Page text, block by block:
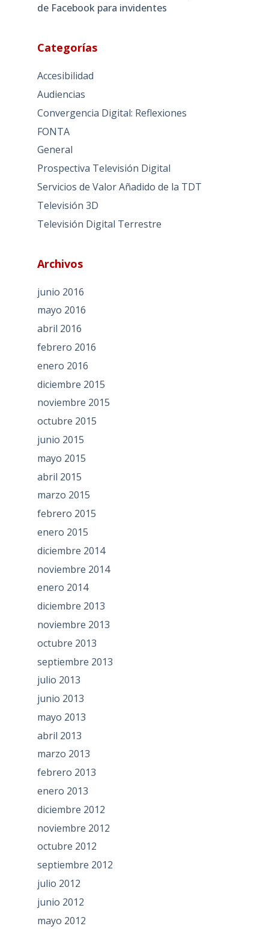
de Facebook para invidentes
Categorías
Accesibilidad
Audiencias
Convergencia Digital: Reflexiones
FONTA
General
Prospectiva Televisión Digital
Servicios de Valor Añadido de la TDT
Televisión 3D
Televisión Digital Terrestre
Archivos
junio 2016
mayo 2016
abril 2016
febrero 2016
enero 2016
diciembre 2015
noviembre 2015
octubre 2015
junio 2015
mayo 2015
abril 2015
marzo 2015
febrero 2015
enero 2015
diciembre 2014
noviembre 2014
enero 2014
diciembre 2013
noviembre 2013
octubre 2013
septiembre 2013
julio 2013
junio 2013
mayo 2013
abril 2013
marzo 2013
febrero 2013
enero 2013
diciembre 2012
noviembre 2012
octubre 2012
septiembre 2012
julio 2012
junio 2012
mayo 2012